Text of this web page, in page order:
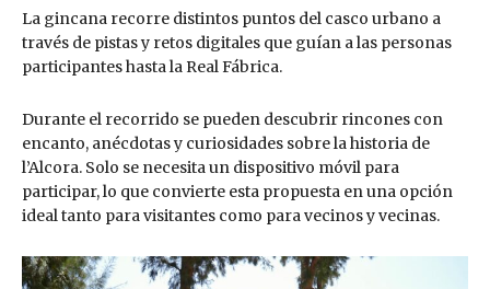
La gincana recorre distintos puntos del casco urbano a
través de pistas y retos digitales que guían a las personas
participantes hasta la Real Fábrica.
Durante el recorrido se pueden descubrir rincones con
encanto, anécdotas y curiosidades sobre la historia de
l’Alcora. Solo se necesita un dispositivo móvil para
participar, lo que convierte esta propuesta en una opción
ideal tanto para visitantes como para vecinos y vecinas.